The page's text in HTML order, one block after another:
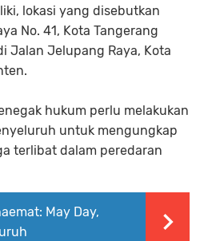
lokasi yang disebutkan
No. 41, Kota Tangerang
Jalan Jelupang Raya, Kota
hukum perlu melakukan
untuk mengungkap
terlibat dalam peredaran
May Day,